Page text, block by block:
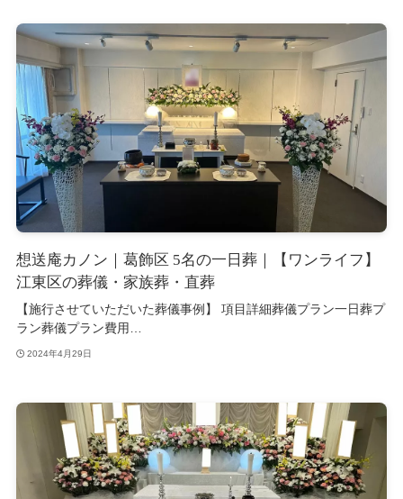
想送庵カノン｜葛飾区 5名の一日葬｜【ワンライフ】
江東区の葬儀・家族葬・直葬
【施行させていただいた葬儀事例】 項目詳細葬儀プラン一日葬プ
ラン葬儀プラン費用…
2024年4月29日